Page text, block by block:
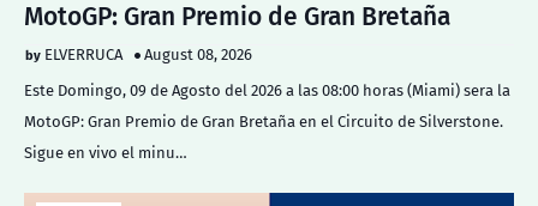
MotoGP: Gran Premio de Gran Bretaña
ELVERRUCA
August 08, 2026
Este Domingo, 09 de Agosto del 2026 a las 08:00 horas (Miami) sera la
MotoGP: Gran Premio de Gran Bretaña en el Circuito de Silverstone.
Sigue en vivo el minu…